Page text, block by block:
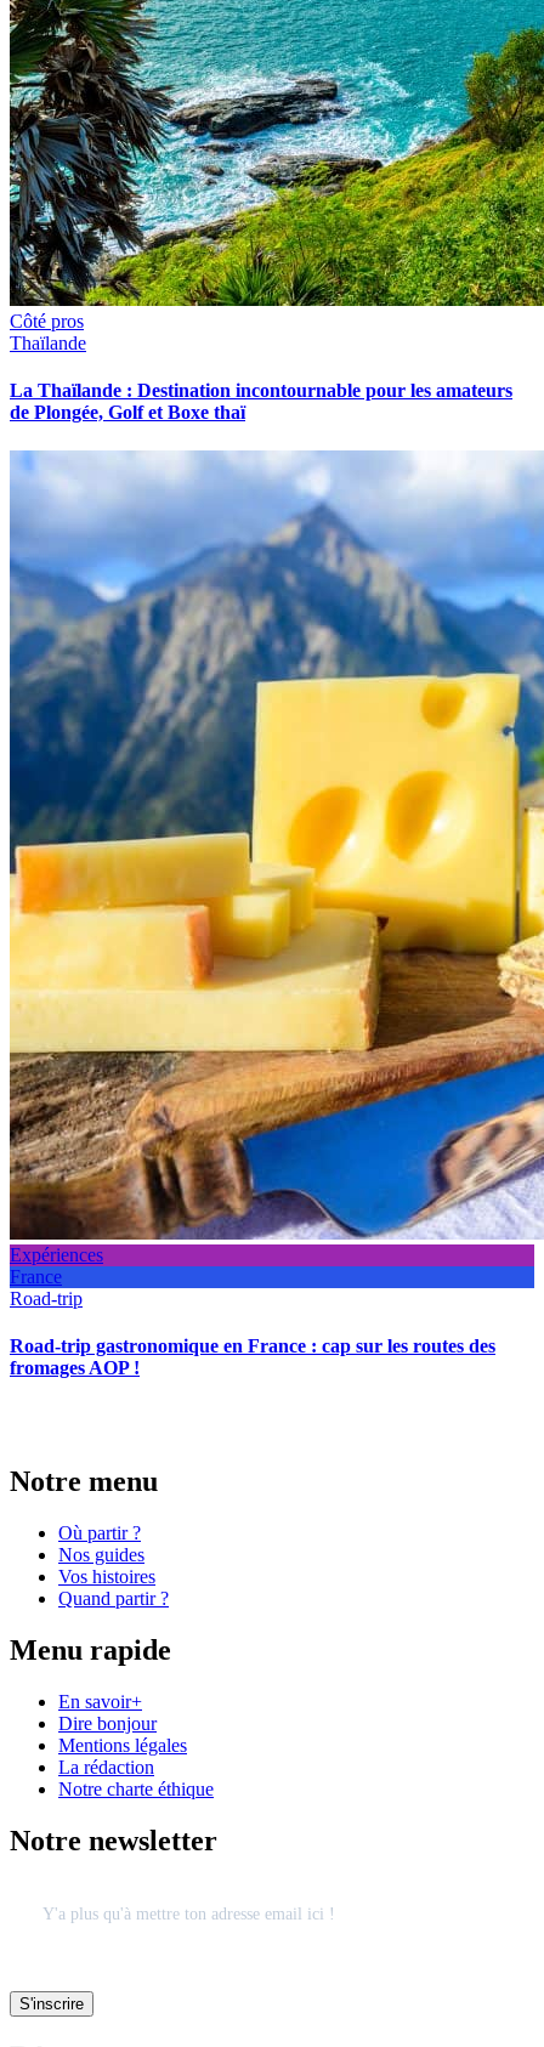
Côté pros
Thaïlande
La Thaïlande : Destination incontournable pour les amateurs
de Plongée, Golf et Boxe thaï
Expériences
France
Road-trip
Road-trip gastronomique en France : cap sur les routes des
fromages AOP !
Notre menu
Où partir ?
Nos guides
Vos histoires
Quand partir ?
Menu rapide
En savoir+
Dire bonjour
Mentions légales
La rédaction
Notre charte éthique
Notre newsletter